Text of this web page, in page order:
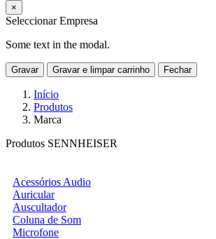
×
Seleccionar Empresa
Some text in the modal.
Gravar Gravar e limpar carrinho Fechar
Início
Produtos
Marca
Produtos SENNHEISER
Acessórios Audio
Auricular
Auscultador
Coluna de Som
Microfone